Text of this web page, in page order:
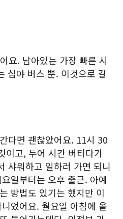
요. 남아있는 가장 빠른 시
심야 버스 뿐. 이것으로 갈
다면 괜찮았어요. 11시 30
이고, 두어 시간 버티다가
샤워하고 일하러 가면 되니
일부터는 오후 출근. 아예
방법도 있기는 했지만 이
었어요. 월요일 아침에 올